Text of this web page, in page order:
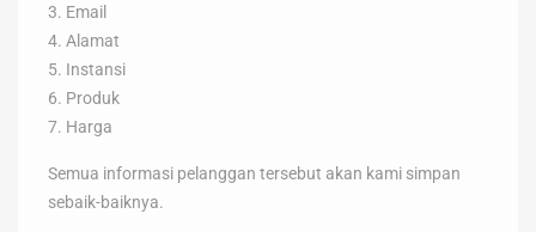
3. Email
4. Alamat
5. Instansi
6. Produk
7. Harga
Semua informasi pelanggan tersebut akan kami simpan
sebaik-baiknya.